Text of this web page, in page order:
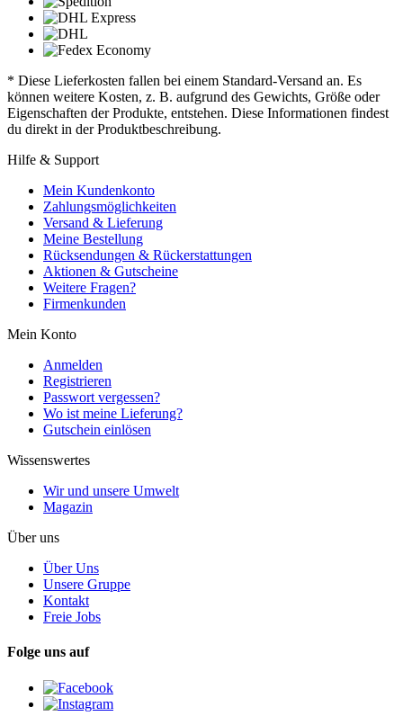
* Diese Lieferkosten fallen bei einem Standard-Versand an. Es
können weitere Kosten, z. B. aufgrund des Gewichts, Größe oder
Eigenschaften der Produkte, entstehen. Diese Informationen findest
du direkt in der Produktbeschreibung.
Hilfe & Support
Mein Kundenkonto
Zahlungsmöglichkeiten
Versand & Lieferung
Meine Bestellung
Rücksendungen & Rückerstattungen
Aktionen & Gutscheine
Weitere Fragen?
Firmenkunden
Mein Konto
Anmelden
Registrieren
Passwort vergessen?
Wo ist meine Lieferung?
Gutschein einlösen
Wissenswertes
Wir und unsere Umwelt
Magazin
Über uns
Über Uns
Unsere Gruppe
Kontakt
Freie Jobs
Folge uns auf